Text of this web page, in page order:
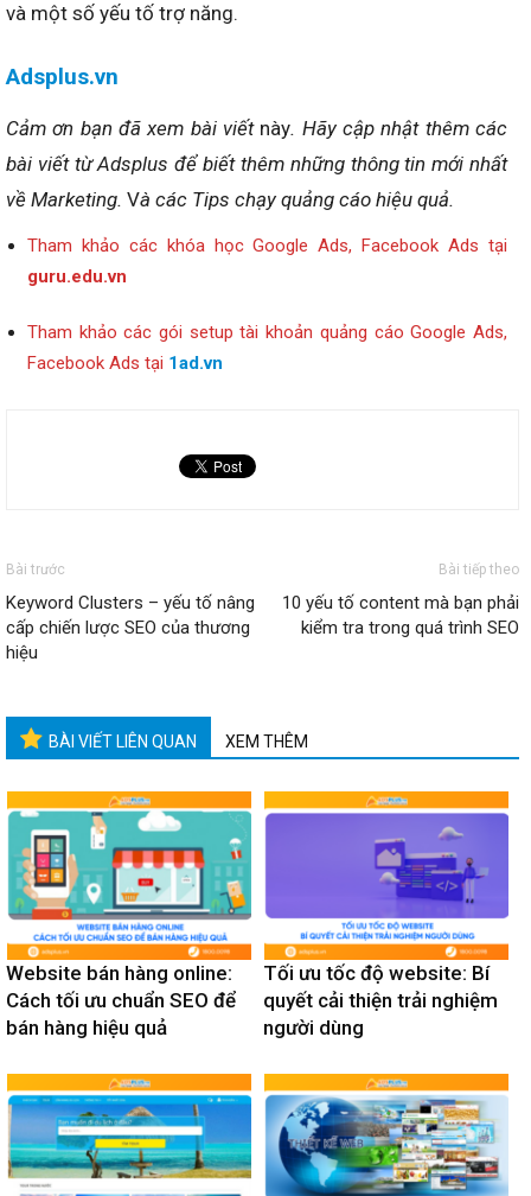
và một số yếu tố trợ năng.
Adsplus.vn
Cảm ơn bạn đã xem bài viết này. Hãy cập nhật thêm các
bài viết từ Adsplus để biết thêm những thông tin mới nhất
về Marketing. Và các Tips chạy quảng cáo hiệu quả.
Tham khảo các khóa học Google Ads, Facebook Ads tại
guru.edu.vn
Tham khảo các gói setup tài khoản quảng cáo Google Ads,
Facebook Ads tại 1ad.vn
Bài trước
Keyword Clusters – yếu tố nâng
cấp chiến lược SEO của thương
hiệu
Bài tiếp theo
10 yếu tố content mà bạn phải
kiểm tra trong quá trình SEO
BÀI VIẾT LIÊN QUAN XEM THÊM
Website bán hàng online:
Cách tối ưu chuẩn SEO để
bán hàng hiệu quả
Tối ưu tốc độ website: Bí
quyết cải thiện trải nghiệm
người dùng